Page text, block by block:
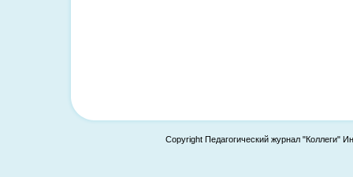
Copyright Педагогический журнал "Коллеги"